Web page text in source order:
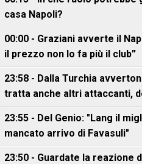
casa Napoli?
00:00 - Graziani avverte il
il prezzo non lo fa più il club”
23:58 - Dalla Turchia
tratta anche altri attaccanti,
23:55 - Del Genio: "Lang il
mancato arrivo di Favasuli"
23:50 - Guardate la reazione